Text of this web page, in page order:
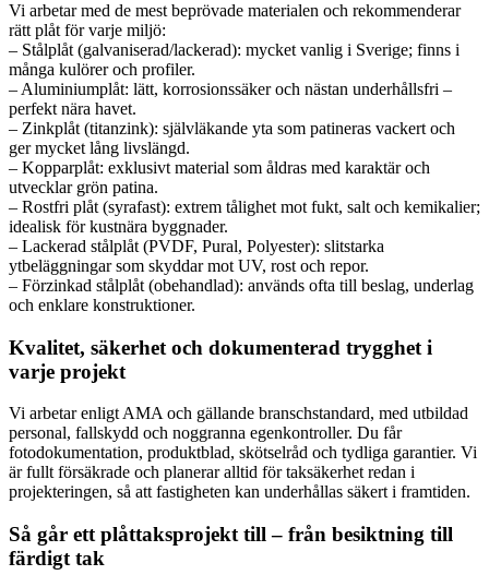
Vi arbetar med de mest beprövade materialen och rekommenderar
rätt plåt för varje miljö:
– Stålplåt (galvaniserad/lackerad): mycket vanlig i Sverige; finns i
många kulörer och profiler.
– Aluminiumplåt: lätt, korrosionssäker och nästan underhållsfri –
perfekt nära havet.
– Zinkplåt (titanzink): självläkande yta som patineras vackert och
ger mycket lång livslängd.
– Kopparplåt: exklusivt material som åldras med karaktär och
utvecklar grön patina.
– Rostfri plåt (syrafast): extrem tålighet mot fukt, salt och kemikalier;
idealisk för kustnära byggnader.
– Lackerad stålplåt (PVDF, Pural, Polyester): slitstarka
ytbeläggningar som skyddar mot UV, rost och repor.
– Förzinkad stålplåt (obehandlad): används ofta till beslag, underlag
och enklare konstruktioner.
Kvalitet, säkerhet och dokumenterad trygghet i
varje projekt
Vi arbetar enligt AMA och gällande branschstandard, med utbildad
personal, fallskydd och noggranna egenkontroller. Du får
fotodokumentation, produktblad, skötselråd och tydliga garantier. Vi
är fullt försäkrade och planerar alltid för taksäkerhet redan i
projekteringen, så att fastigheten kan underhållas säkert i framtiden.
Så går ett plåttaksprojekt till – från besiktning till
färdigt tak